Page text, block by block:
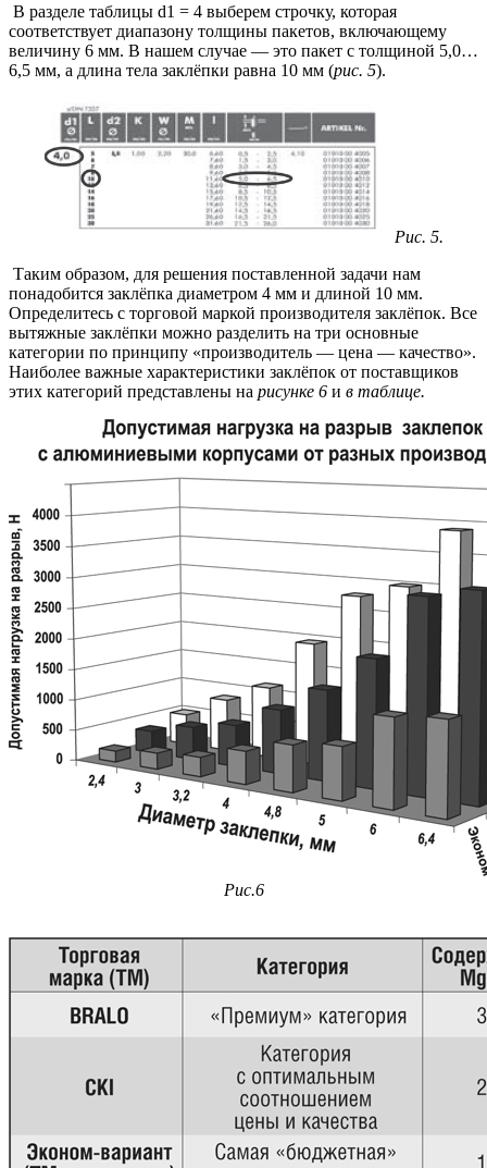
В разделе таблицы d1 = 4 выберем строчку, которая
соответствует диапазону толщины пакетов, включающему
величину 6 мм. В нашем случае — это пакет с толщиной 5,0…
6,5 мм, а длина тела заклёпки равна 10 мм (рис. 5).
Рис. 5.
Таким образом, для решения поставленной задачи нам
понадобится заклёпка диаметром 4 мм и длиной 10 мм.
Определитесь с торговой маркой производителя заклёпок. Все
вытяжные заклёпки можно разделить на три основные
категории по принципу «производитель — цена — качество».
Наиболее важные характеристики заклёпок от поставщиков
этих категорий представлены на рисунке 6 и в таблице.
Рис.6